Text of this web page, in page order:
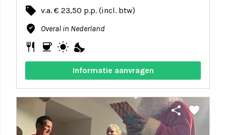
local_offer v.a. € 23,50 p.p. (incl. btw)
where_to_vote Overal in Nederland
restaurant coffee wb_sunny nights_stay
Informatie aanvragen
share favorite